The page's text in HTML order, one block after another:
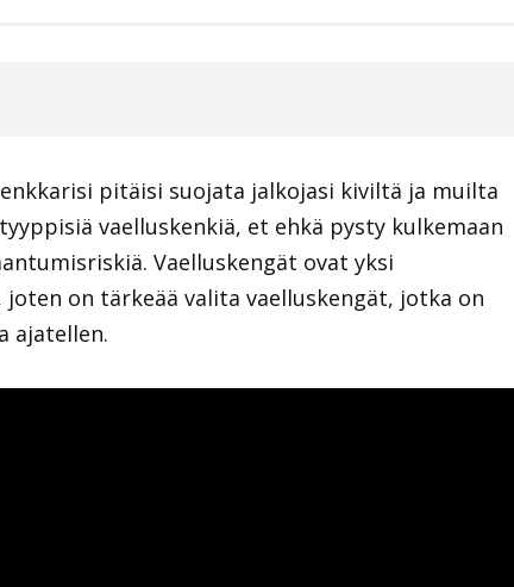
pitäisi suojata jalkojasi kiviltä ja muilta
vaelluskenkiä, et ehkä pysty kulkemaan
Vaelluskengät ovat yksi
on tärkeää valita vaelluskengät, jotka on
ajatellen.